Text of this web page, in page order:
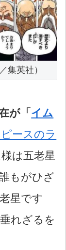
集英社）
が「 イム
ースのラ
は五老星
もがひざ
星です
れざるを